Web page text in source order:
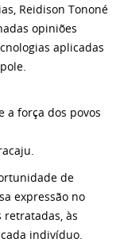
Reidison Tononé
opiniões
aplicadas
a força dos povos
de
expressão no
retratadas, às
indivíduo.